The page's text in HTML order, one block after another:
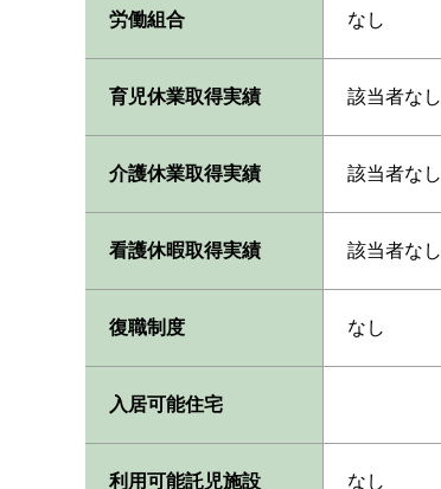
労働組合 なし
育児休業取得実績 該当者なし
介護休業取得実績 該当者なし
看護休暇取得実績 該当者なし
復職制度 なし
入居可能住宅
利用可能託児施設 なし